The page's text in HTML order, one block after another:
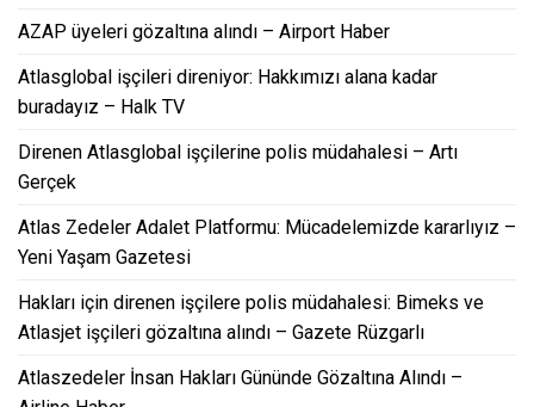
AZAP üyeleri gözaltına alındı – Airport Haber
Atlasglobal işçileri direniyor: Hakkımızı alana kadar
buradayız – Halk TV
Direnen Atlasglobal işçilerine polis müdahalesi – Artı
Gerçek
Atlas Zedeler Adalet Platformu: Mücadelemizde kararlıyız –
Yeni Yaşam Gazetesi
Hakları için direnen işçilere polis müdahalesi: Bimeks ve
Atlasjet işçileri gözaltına alındı – Gazete Rüzgarlı
Atlaszedeler İnsan Hakları Gününde Gözaltına Alındı –